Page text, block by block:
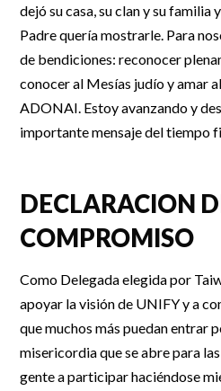
dejó su casa, su clan y su familia
Padre quería mostrarle. Para
de bendiciones: reconocer
conocer al Mesías judío y amar
ADONAI. Estoy avanzando y
importante mensaje del tiempo
DECLARACION
COMPROMISO
Como Delegada elegida por
apoyar la visión de UNIFY y a
que muchos más puedan entrar
misericordia que se abre para
gente a participar haciéndose